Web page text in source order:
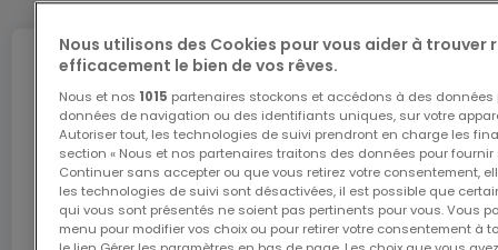
Luxembourg City, is an office and retail building
available for rent. This existing building of 1,550 m²
spread over five floors offers modern and bright
spaces, ideal for professional or commercial
activities. Its strategic location in the immediate
vicinity of the central station makes it a privileged
place for companies looking for visibility and
accessibility.
Internet
L'internet Giga : l'Internet à domicile
Bénéficiez d’1 mois d’internet gratuit avec le code
ATHOME26 sur le réseau le plus rapide du
Luxembourg.
Nous utilisons des Cookies pour vous aider à trouver
efficacement le bien de vos rêves.
Nous et nos 1015 partenaires stockons et accédons à des
données de navigation ou des identifiants uniques, sur votre
Autoriser tout, les technologies de suivi prendront en charge les
section « Nous et nos partenaires traitons des données pour fournir
Continuer sans accepter ou que vous retirez votre consentement,
les technologies de suivi sont désactivées, il est possible que
qui vous sont présentés ne soient pas pertinents pour vous. Vous
menu pour modifier vos choix ou pour retirer votre consentement à